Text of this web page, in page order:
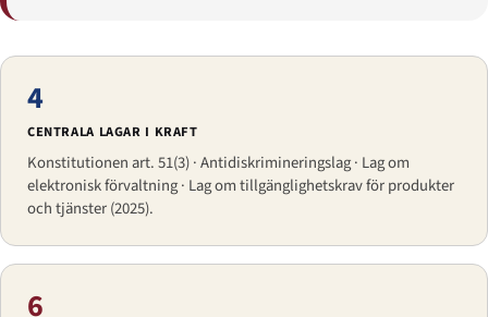
4
CENTRALA LAGAR I KRAFT
Konstitutionen art. 51(3) · Antidiskrimineringslag · Lag om
elektronisk förvaltning · Lag om tillgänglighetskrav för produkter
och tjänster (2025).
6